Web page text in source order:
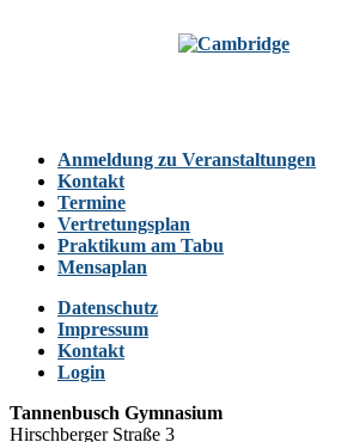
Anmeldung zu Veranstaltungen
Kontakt
Termine
Vertretungsplan
Praktikum am Tabu
Mensaplan
Datenschutz
Impressum
Kontakt
Login
Tannenbusch Gymnasium
Hirschberger Straße 3